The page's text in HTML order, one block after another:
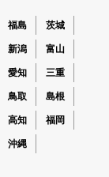
福島 茨城
新潟 富山
愛知 三重
鳥取 島根
高知 福岡
沖縄